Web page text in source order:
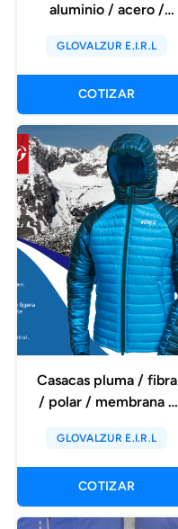
aluminio / acero /
GLOVALZUR E.I.R.L
COTIZAR
Casacas pluma / fibra
/ polar / membrana /
GLOVALZUR E.I.R.L
COTIZAR